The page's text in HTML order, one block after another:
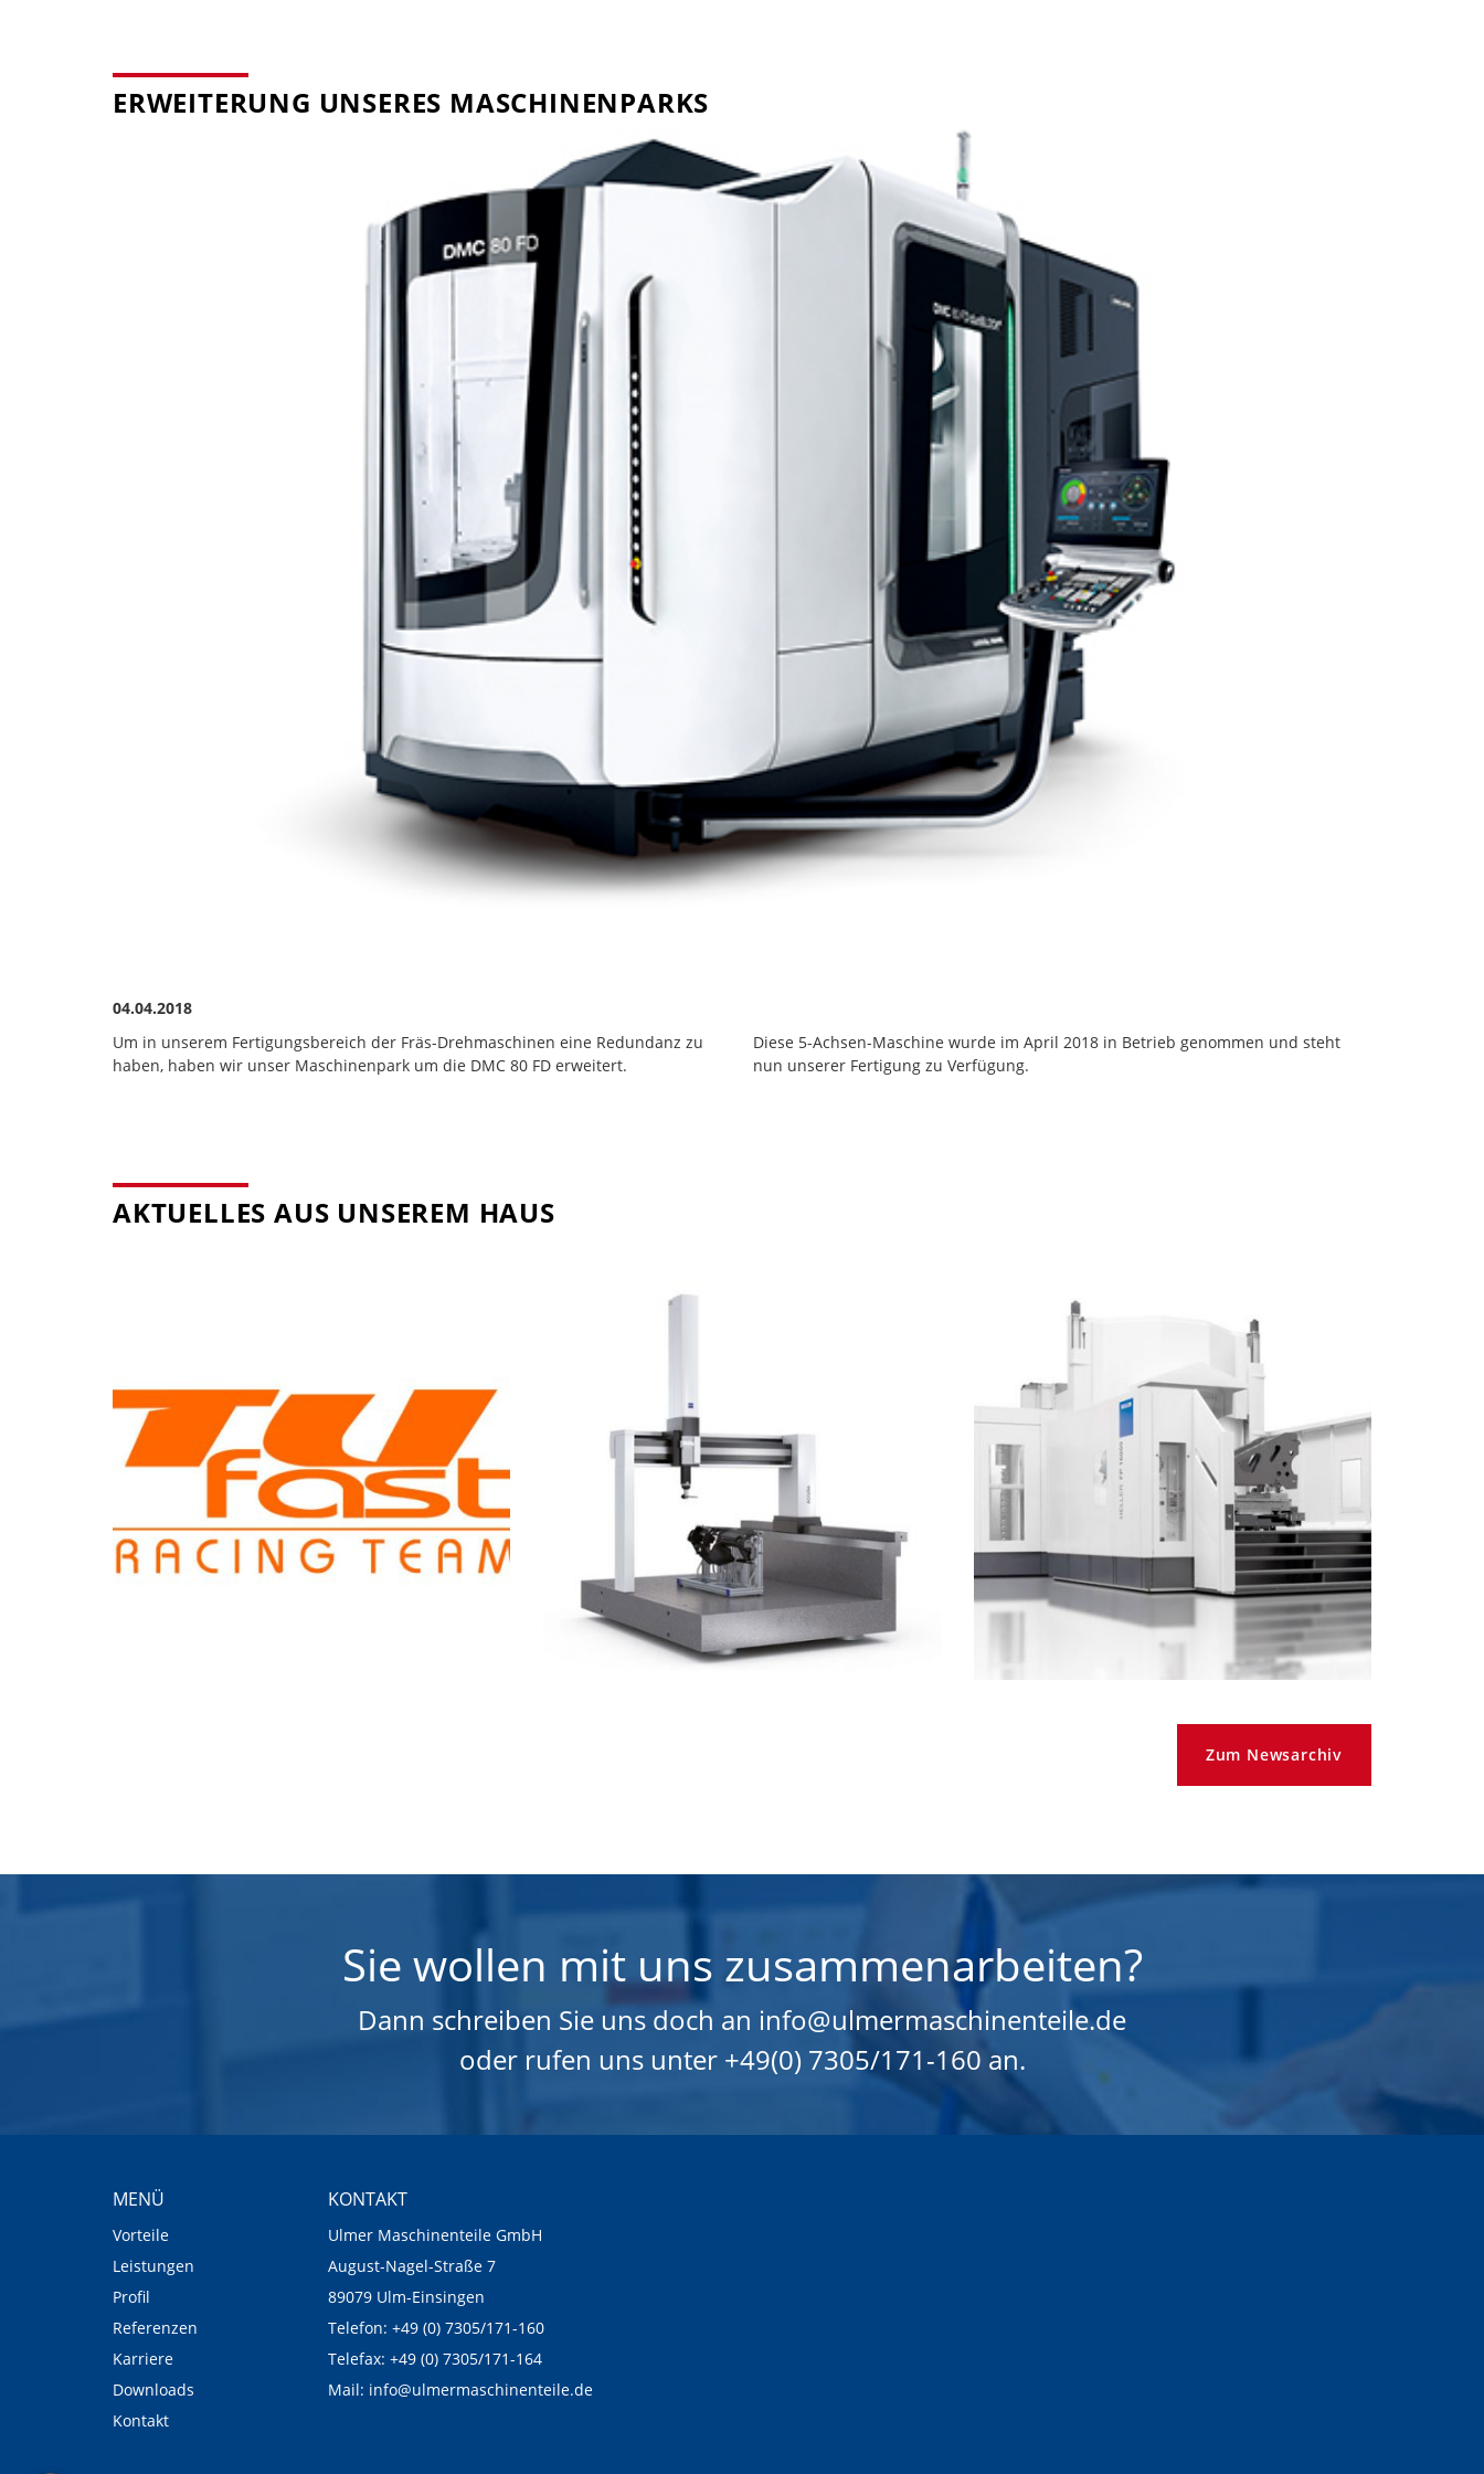
ERWEITERUNG UNSERES MASCHINENPARKS
04.04.2018
Um in unserem Fertigungsbereich der Fräs-Drehmaschinen eine Redundanz zu
haben, haben wir unser Maschinenpark um die DMC 80 FD erweitert.
Diese 5-Achsen-Maschine wurde im April 2018 in Betrieb genommen und steht
nun unserer Fertigung zu Verfügung.
AKTUELLES AUS UNSEREM HAUS
Zum Newsarchiv
Sie wollen mit uns zusammenarbeiten?
Dann schreiben Sie uns doch an info@ulmermaschinenteile.de
oder rufen uns unter +49(0) 7305/171-160 an.
MENÜ
Vorteile
Leistungen
Profil
Referenzen
Karriere
Downloads
Kontakt
KONTAKT
Ulmer Maschinenteile GmbH
August-Nagel-Straße 7
89079 Ulm-Einsingen
Telefon: +49 (0) 7305/171-160
Telefax: +49 (0) 7305/171-164
Mail: info@ulmermaschinenteile.de